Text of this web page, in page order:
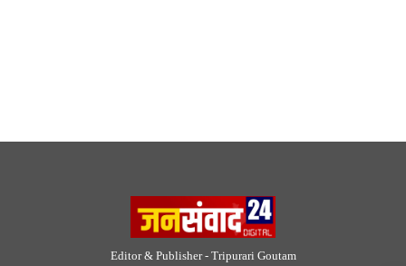
Editor & Publisher - Tripurari Goutam